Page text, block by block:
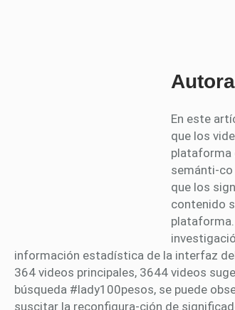
En este
que los
plataforma
semánti-co
que los
contenido
información estadística de la interfaz
364 videos principales, 3644 videos
búsqueda #lady100pesos, se puede
suscitar la reconfigura-ción de